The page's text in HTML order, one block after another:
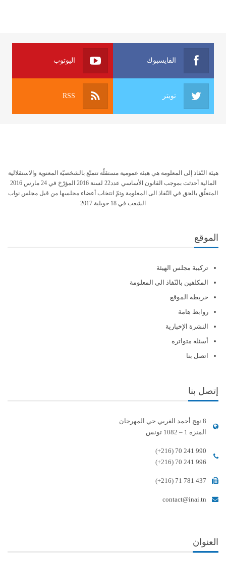
الفايسبوك اليوتوب
تويتر RSS
هيئة النّفاذ إلى المعلومة هي هيئة عمومية مستقلّة تتمتّع بالشخصيّة المعنوية والاستقلالية
المالية أحدثت بموجب القانون الأساسي عدد22 لسنة 2016 المؤرّخ في 24 مارس 2016
المتعلّق بالحق في النّفاذ الى المعلومة وتمّ انتخاب أعضاء مجلسها من قبل مجلس نواب
الشعب في 18 جويلية 2017
الموقع
تركيبة مجلس الهيئة
المكلفين بالنّفاذ الى المعلومة
خريطة الموقع
روابط هامة
النشرة الإخبارية
أسئلة متواترة
اتصل بنا
إتصل بنا
8 نهج أحمد الغربي حي المهرجان
المنزه 1 – 1082 تونس
(+216) 70 241 990
(+216) 70 241 996
(+216) 71 781 437
contact@inai.tn
العنوان